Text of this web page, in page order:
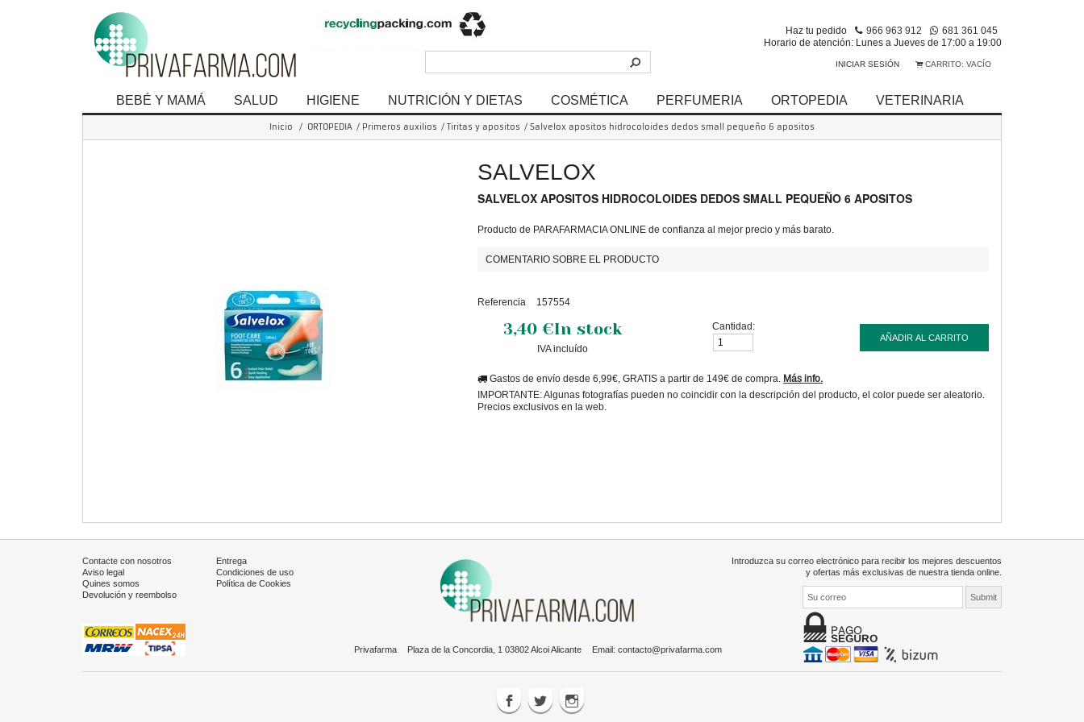
Haz tu pedido 966 963 912
681 361 045
Horario de atención: Lunes a Jueves de 17:00 a 19:00
CARRITO: VACÍO
INICIAR SESIÓN
BEBÉ Y MAMÁ SALUD HIGIENE NUTRICIÓN Y DIETAS COSMÉTICA PERFUMERIA ORTOPEDIA VETERINARIA
Inicio / ORTOPEDIA / Primeros auxilios / Tiritas y apositos / Salvelox apositos hidrocoloides dedos small pequeño 6 apositos
SALVELOX
SALVELOX APOSITOS HIDROCOLOIDES DEDOS SMALL PEQUEÑO 6 APOSITOS
Producto de PARAFARMACIA ONLINE de confianza al mejor precio y más barato.
COMENTARIO SOBRE EL PRODUCTO
Referencia 157554
3,40 €In stock
IVA incluído
Cantidad:
AÑADIR AL CARRITO
Gastos de envío desde 6,99€, GRATIS a partir de 149€ de compra. Más info.
IMPORTANTE: Algunas fotografías pueden no coincidir con la descripción del producto, el color puede ser aleatorio.
Precios exclusivos en la web.
Contacte con nosotros
Entrega
Aviso legal
Condiciones de uso
Quines somos
Política de Cookies
Devolución y reembolso
Introduzca su correo electrónico para recibir los mejores descuentos
y ofertas más exclusivas de nuestra tienda online.
Privafarma Plaza de la Concordia, 1 03802 Alcoi Alicante Email: contacto@privafarma.com